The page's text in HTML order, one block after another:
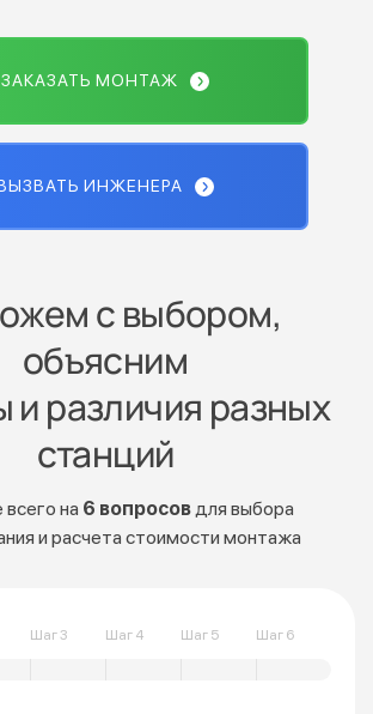
ЗАКАЗАТЬ МОНТАЖ
ИНЖЕНЕРА
с выбором,
объясним
и различия разных
станций
на 6 вопросовдля выбора
и расчета стоимости монтажа
Шаг 3 Шаг 4 Шаг 5 Шаг 6